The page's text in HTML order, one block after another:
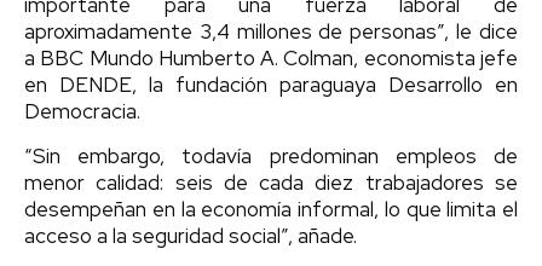
importante para una fuerza laboral de
aproximadamente 3,4 millones de personas”, le dice
a BBC Mundo Humberto A. Colman, economista jefe
en DENDE, la fundación paraguaya Desarrollo en
Democracia.
“Sin embargo, todavía predominan empleos de
menor calidad: seis de cada diez trabajadores se
desempeñan en la economía informal, lo que limita el
acceso a la seguridad social”, añade.